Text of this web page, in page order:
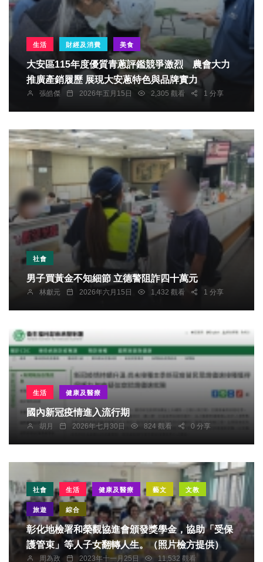
生活 財經及消費 美食
大安區115年度優質青蔥評鑑競爭激烈 農會大力
推廣產銷履歷 展現大安蔥特色與品牌實力
張皓傑 2026年五月15日 2,305 觀看 1 分享
社會
男子買黃金不知細節 立德警阻詐四十萬元
林獻元 2026年六月15日 1,432 觀看 1 分享
生活 健康及醫療
國內新冠疫情進入流行期
胡月 2026年七月30日 824 觀看 0 分享
社會 生活 健康及醫療 藝文 文教
旅遊 綜合
彰化地檢署和榮觀協進會頒發獎學金，協助「受保
護管束」等人子女翻轉人生。（照片檢方提供）
周為政 2023年十一月25日
11,532 觀看